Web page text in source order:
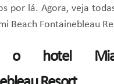
por lá. Agora, veja
Beach Fontainebleau
o hotel